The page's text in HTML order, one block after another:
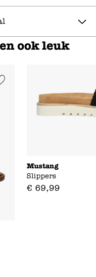
ook leuk
Mustang
Slippers
€ 69,99